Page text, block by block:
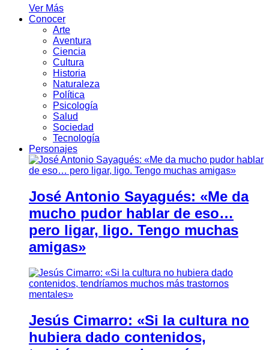
Ver Más
Conocer
Arte
Aventura
Ciencia
Cultura
Historia
Naturaleza
Política
Psicología
Salud
Sociedad
Tecnología
Personajes
José Antonio Sayagués: «Me da
mucho pudor hablar de eso…
pero ligar, ligo. Tengo muchas
amigas»
Jesús Cimarro: «Si la cultura no
hubiera dado contenidos,